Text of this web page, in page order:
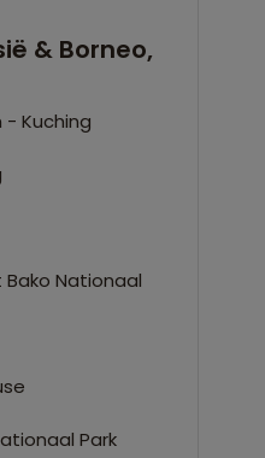
& Borneo,
Kuching
Nationaal
Park